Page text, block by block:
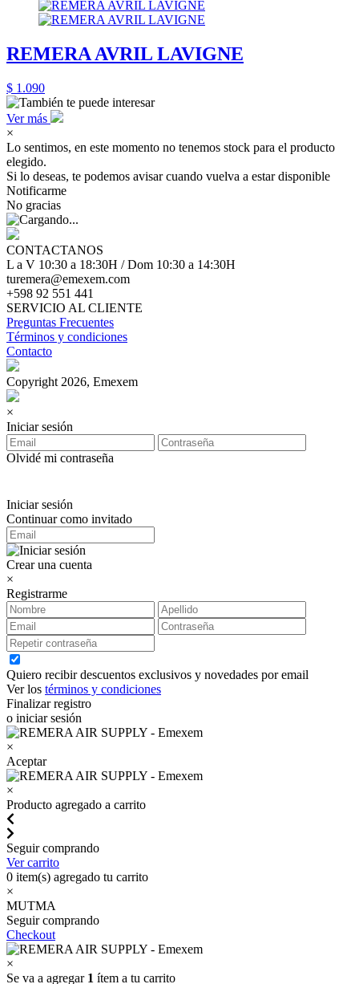
REMERA AVRIL LAVIGNE
$ 1.090
Ver más
×
Lo sentimos, en este momento no tenemos stock para el producto
elegido.
Si lo deseas, te podemos avisar cuando vuelva a estar disponible
Notificarme
No gracias
CONTACTANOS
L a V 10:30 a 18:30H / Dom 10:30 a 14:30H
turemera@emexem.com
+598 92 551 441
SERVICIO AL CLIENTE
Preguntas Frecuentes
Términos y condiciones
Contacto
Copyright 2026, Emexem
×
Iniciar sesión
Olvidé mi contraseña
Iniciar sesión
Continuar como invitado
Crear una cuenta
×
Registrarme
Quiero recibir descuentos exclusivos y novedades por email
Ver los términos y condiciones
Finalizar registro
o iniciar sesión
×
Aceptar
×
Producto agregado a carrito
Seguir comprando
Ver carrito
0 item(s) agregado tu carrito
×
MUTMA
Seguir comprando
Checkout
×
Se va a agregar 1 ítem a tu carrito